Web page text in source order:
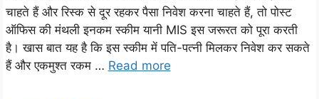
चाहते हैं और रिस्क से दूर रहकर पैसा निवेश करना चाहते हैं, तो पोस्ट
ऑफिस की मंथली इनकम स्कीम यानी MIS इस जरूरत को पूरा करती
है। खास बात यह है कि इस स्कीम में पति-पत्नी मिलकर निवेश कर सकते
हैं और एकमुश्त रकम … Read more